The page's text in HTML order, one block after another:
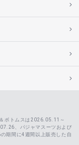
ボトムスは2026.05.11～
、
パジャマスーツおよび
期間に4週間以上販売した自